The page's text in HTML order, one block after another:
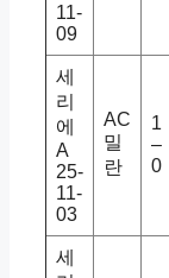
11-
09
세
리
에
A
25-
11-
03
AC
밀
란
1
–
0
세